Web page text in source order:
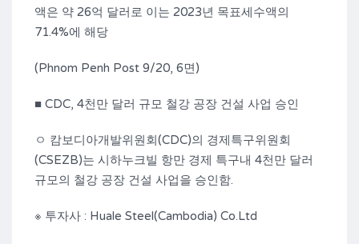
액은 약 26억 달러로 이는 2023년 목표세수액의
71.4%에 해당
(Phnom Penh Post 9/20, 6면)
■ CDC, 4천만 달러 규모 철강 공장 건설 사업 승인
ㅇ 캄보디아개발위원회(CDC)의 경제특구위원회
(CSEZB)는 시하누크빌 항만 경제 특구내 4천만 달러
규모의 철강 공장 건설 사업을 승인함.
※ 투자사 : Huale Steel(Cambodia) Co.Ltd